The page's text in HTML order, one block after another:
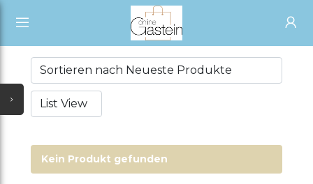
Kein Produkt gefunden
START
AUSVERKAUF
TÄGLICHE ANGEBOTE
VERKÄUFER WERDEN
PARTNER
ALLE KATEGORIEN
ALLE VERKÄUFER